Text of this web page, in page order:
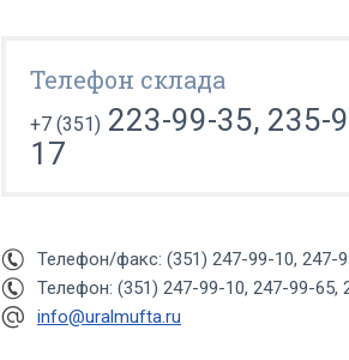
Телефон склада
+7 (351) 223-99-35, 235-
17
Телефон/факс: (351) 247-99-10, 247-
Телефон: (351) 247-99-10, 247-99-65,
info@uralmufta.ru